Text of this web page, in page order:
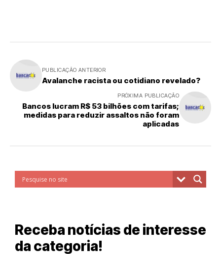
PUBLICAÇÃO ANTERIOR
Avalanche racista ou cotidiano revelado?
PRÓXIMA PUBLICAÇÃO
Bancos lucram R$ 53 bilhões com tarifas;
medidas para reduzir assaltos não foram
aplicadas
Receba notícias de interesse
da categoria!